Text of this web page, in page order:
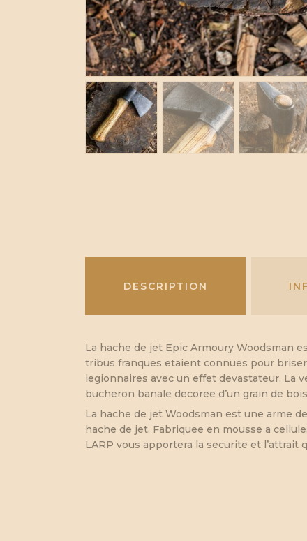
DESCRIPTION
La hache de jet Epic Armoury Woodsman
tribus franques etaient connues pour
legionnaires avec un effet devastateur. La
bucheron banale decoree d’un grain de
La hache de jet Woodsman est une arme
hache de jet. Fabriquee en mousse a
LARP vous apportera la securite et